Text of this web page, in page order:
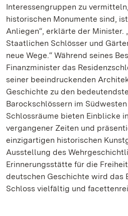
Interessengruppen zu
historischen Monumente sind,
Anliegen“, erklärte der Minister.
Staatlichen Schlösser und
neue Wege.“ Während seines
Finanzminister das
seiner beeindruckenden
Geschichte zu den
Barockschlössern im
Schlossräume bieten Einblicke
vergangener Zeiten und
einzigartigen historischen
Ausstellung des
Erinnerungsstätte für die
deutschen Geschichte wird das
Schloss vielfältig und